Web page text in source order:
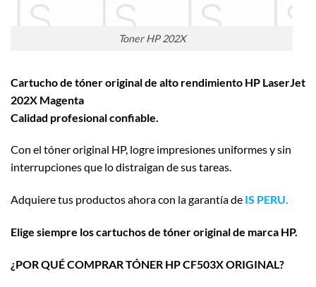
Toner HP 202X
Cartucho de tóner original de alto rendimiento HP LaserJet
202X Magenta
Calidad profesional confiable.
Con el tóner original HP, logre impresiones uniformes y sin
interrupciones que lo distraigan de sus tareas.
Adquiere tus productos ahora con la garantía de IS PERU.
Elige siempre los cartuchos de tóner original de marca HP.
¿POR QUÉ COMPRAR TÓNER HP CF503X ORIGINAL?